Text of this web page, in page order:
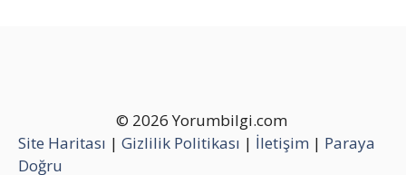
© 2026 Yorumbilgi.com
Site Haritası | Gizlilik Politikası | İletişim | Paraya
Doğru